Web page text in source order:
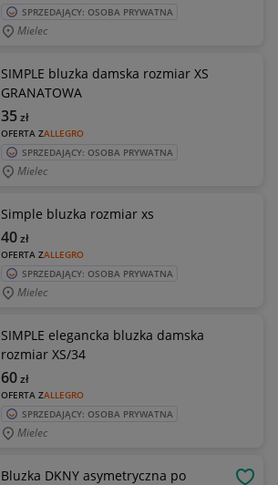
SPRZEDAJĄCY: OSOBA PRYWATNA
Mielec
SIMPLE bluzka damska rozmiar XS
GRANATOWA
OFERTA ZALLEGRO
35zł
SPRZEDAJĄCY: OSOBA PRYWATNA
Mielec
Simple bluzka rozmiar xs
OFERTA ZALLEGRO
40zł
SPRZEDAJĄCY: OSOBA PRYWATNA
Mielec
SIMPLE elegancka bluzka damska
rozmiar XS/34
OFERTA ZALLEGRO
60zł
SPRZEDAJĄCY: OSOBA PRYWATNA
Mielec
Bluzka DKNY asymetryczna po